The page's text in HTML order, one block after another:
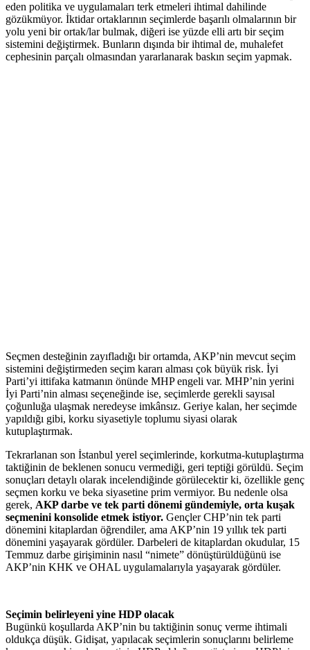
eden politika ve uygulamaları terk etmeleri ihtimal dahilinde
gözükmüyor. İktidar ortaklarının seçimlerde başarılı olmalarının bir
yolu yeni bir ortak/lar bulmak, diğeri ise yüzde elli artı bir seçim
sistemini değiştirmek. Bunların dışında bir ihtimal de, muhalefet
cephesinin parçalı olmasından yararlanarak baskın seçim yapmak.
Seçmen desteğinin zayıfladığı bir ortamda, AKP’nin mevcut seçim
sistemini değiştirmeden seçim kararı alması çok büyük risk. İyi
Parti’yi ittifaka katmanın önünde MHP engeli var. MHP’nin yerini
İyi Parti’nin alması seçeneğinde ise, seçimlerde gerekli sayısal
çoğunluğa ulaşmak neredeyse imkânsız. Geriye kalan, her seçimde
yapıldığı gibi, korku siyasetiyle toplumu siyasi olarak
kutuplaştırmak.
Tekrarlanan son İstanbul yerel seçimlerinde, korkutma-kutuplaştırma
taktiğinin de beklenen sonucu vermediği, geri teptiği görüldü. Seçim
sonuçları detaylı olarak incelendiğinde görülecektir ki, özellikle genç
seçmen korku ve beka siyasetine prim vermiyor. Bu nedenle olsa
gerek, AKP darbe ve tek parti dönemi gündemiyle, orta kuşak
seçmenini konsolide etmek istiyor. Gençler CHP’nin tek parti
dönemini kitaplardan öğrendiler, ama AKP’nin 19 yıllık tek parti
dönemini yaşayarak gördüler. Darbeleri de kitaplardan okudular, 15
Temmuz darbe girişiminin nasıl “nimete” dönüştürüldüğünü ise
AKP’nin KHK ve OHAL uygulamalarıyla yaşayarak gördüler.
Seçimin belirleyeni yine HDP olacak
Bugünkü koşullarda AKP’nin bu taktiğinin sonuç verme ihtimali
oldukça düşük. Gidişat, yapılacak seçimlerin sonuçlarını belirleme